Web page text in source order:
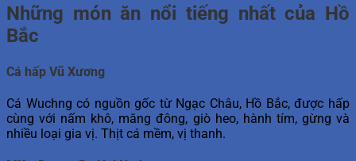
Những món ăn nổi tiếng nhất của Hồ
Bắc
Cá hấp Vũ Xương
Cá Wuchng có nguồn gốc từ Ngạc Châu, Hồ Bắc, được hấp
cùng với nấm khô, măng đông, giò heo, hành tím, gừng và
nhiều loại gia vị. Thịt cá mềm, vị thanh.